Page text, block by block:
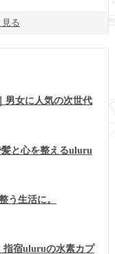
る
男女に人気の次世代
と心を整えるuluru
う生活に。
指宿uluruの水素カプ